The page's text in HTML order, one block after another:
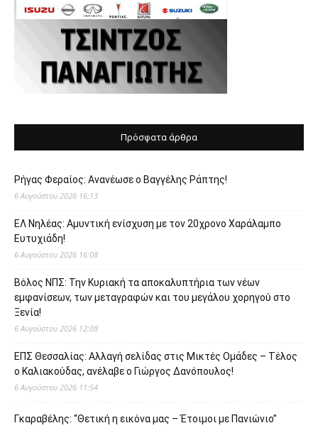
Πρόσφατα άρθρα
Ρήγας Φεραίος: Ανανέωσε ο Βαγγέλης Ράπτης!
6 Αυγούστου 2026 16:13
ΕΛ Νηλέας: Αμυντική ενίσχυση με τον 20χρονο Χαράλαμπο
Ευτυχιάδη!
6 Αυγούστου 2026 16:08
Βόλος ΝΠΣ: Την Κυριακή τα αποκαλυπτήρια των νέων
εμφανίσεων, των μεταγραφών και του μεγάλου χορηγού στο
Ξενία!
6 Αυγούστου 2026 12:08
ΕΠΣ Θεσσαλίας: Αλλαγή σελίδας στις Μικτές Ομάδες – Τέλος
ο Καλιακούδας, ανέλαβε ο Γιώργος Δανόπουλος!
6 Αυγούστου 2026 11:54
Γκαραβέλης: “Θετική η εικόνα μας – Έτοιμοι με Πανιώνιο”